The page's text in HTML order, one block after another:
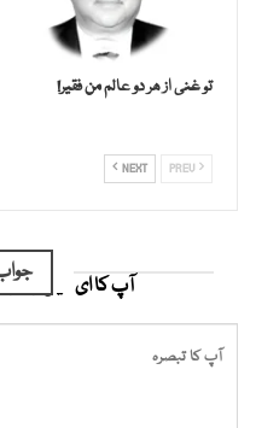
تو غنی از ھر دو عالم من فقیر!
NEXT
آپ کا ای میل